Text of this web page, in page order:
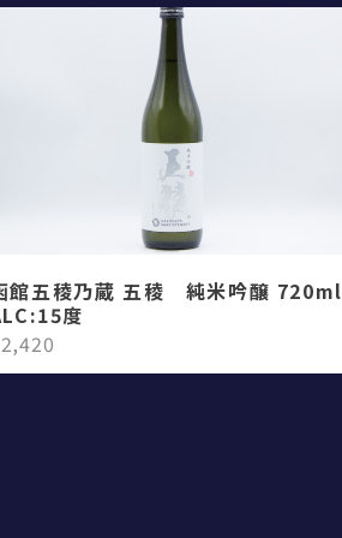
館五稜乃蔵 五稜 純米吟醸 720ml
度